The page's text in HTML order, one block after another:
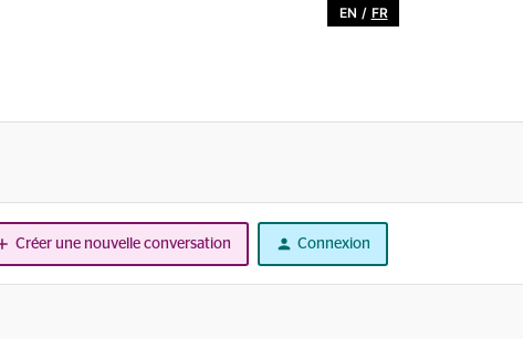
EN / FR
Créer une nouvelle conversation Connexion